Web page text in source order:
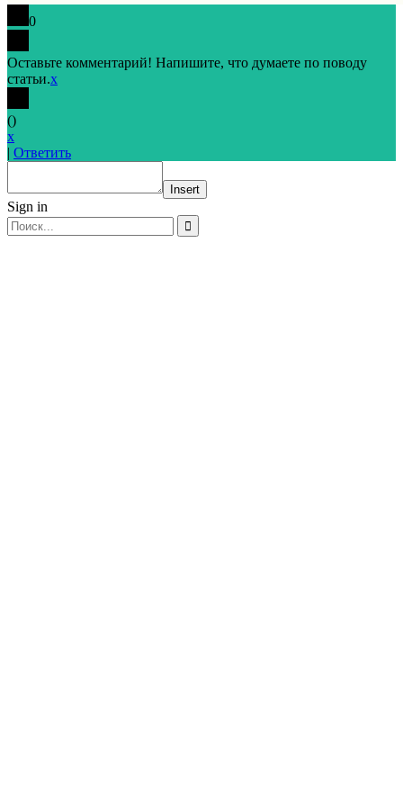
0
Оставьте комментарий! Напишите, что думаете по поводу
статьи.x
()
x
| Ответить
Insert
Sign in